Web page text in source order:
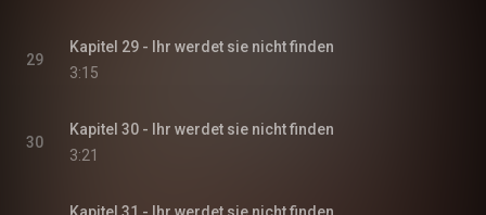
29
Kapitel 29 - Ihr werdet sie nicht finden
3:15
30
Kapitel 30 - Ihr werdet sie nicht finden
3:21